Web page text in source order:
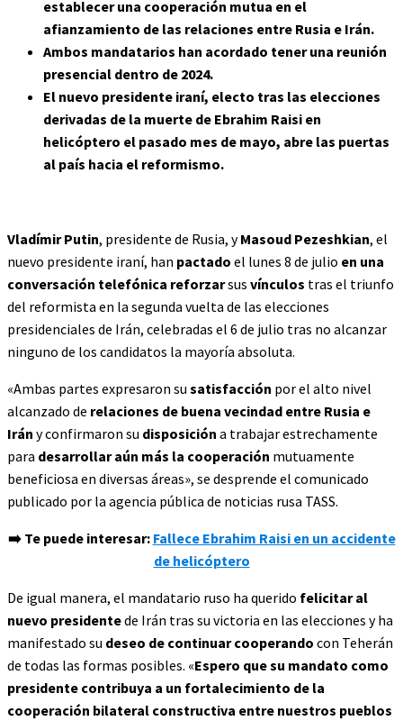
establecer una cooperación mutua en el
afianzamiento de las relaciones entre Rusia e Irán.
Ambos mandatarios han acordado tener una reunión
presencial dentro de 2024.
El nuevo presidente iraní, electo tras las elecciones
derivadas de la muerte de Ebrahim Raisi en
helicóptero el pasado mes de mayo, abre las puertas
al país hacia el reformismo.
Vladímir Putin, presidente de Rusia, yMasoud Pezeshkian, el
nuevo presidente iraní, han pactado el lunes 8 de julio en una
conversación telefónica reforzarsus vínculos tras el triunfo
del reformista en la segunda vuelta de las elecciones
presidenciales de Irán, celebradas el 6 de julio tras no alcanzar
ninguno de los candidatos la mayoría absoluta.
«Ambas partes expresaron su satisfacción por el alto nivel
alcanzado de relaciones de buena vecindad entre Rusia e
Irán y confirmaron su disposición a trabajar estrechamente
para desarrollar aún más la cooperación mutuamente
beneficiosa en diversas áreas», se desprende el comunicado
publicado por la agencia pública de noticias rusa TASS.
➡️ Te puede interesar: Fallece Ebrahim Raisi en un accidente
de helicóptero
De igual manera, el mandatario ruso ha querido felicitar al
nuevo presidentede Irán tras su victoria en las elecciones y ha
manifestado su deseo de continuar cooperando con Teherán
de todas las formas posibles. «Espero que su mandato como
presidente contribuya a un fortalecimiento de la
cooperación bilateral constructiva entre nuestros pueblos